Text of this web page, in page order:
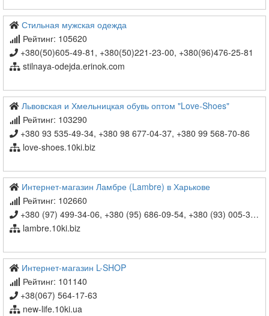
Стильная мужская одежда
Рейтинг: 105620
+380(50)605-49-81, +380(50)221-23-00, +380(96)476-25-81
stilnaya-odejda.erinok.com
Львовская и Хмельницкая обувь оптом "Love-Shoes"
Рейтинг: 103290
+380 93 535-49-34, +380 98 677-04-37, +380 99 568-70-86
love-shoes.10ki.biz
Интернет-магазин Ламбре (Lambre) в Харькове
Рейтинг: 102660
+380 (97) 499-34-06, +380 (95) 686-09-54, +380 (93) 005-38-73
lambre.10ki.biz
Интернет-магазин L-SHOP
Рейтинг: 101140
+38(067) 564-17-63
new-life.10ki.ua